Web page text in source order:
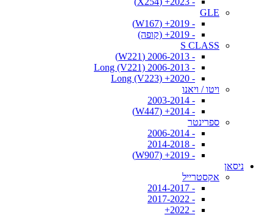
GLE
- 2019+ (W167)
- 2019+ (קופה)
S CLASS
- 2006-2013 (W221)
- 2006-2013 Long (V221)
- 2020+ Long (V223)
ויטו / ויאנו
- 2003-2014
- 2014+ (W447)
ספרינטר
- 2006-2014
- 2014-2018
- 2019+ (W907)
ניסאן
אקסטרייל
- 2014-2017
- 2017-2022
- 2022+